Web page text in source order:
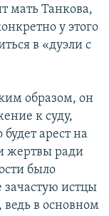
мать Танкова,
у этого
в «дуэли с
образом, он
к суду,
арест на
жертвы ради
было
истцы
ведь в основном